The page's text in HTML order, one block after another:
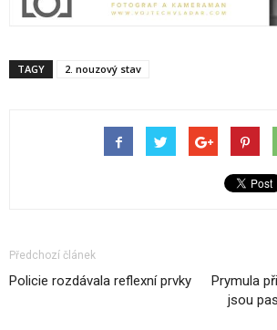
TAGY 2. nouzový stav
Předchozí článek
Policie rozdávala reflexní prvky
Prymula
jsou